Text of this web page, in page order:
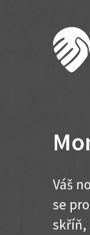
Váš
se
skříň,